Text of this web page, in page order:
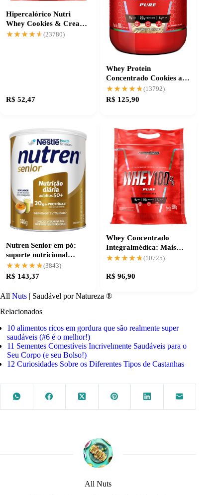
Hipercalórico Nutri
Whey Cookies & Cream:
energia para crescer
★★★★★
★★★★★ (23780)
R$ 52,47
Whey Protein
Concentrado Cookies and
Cream com 21g de
proteína
★★★★★
★★★★★(13792)
R$ 125,90
Nutren Senior em pó:
suporte nutricional
prático para idosos
★★★★★
★★★★★ (3843)
R$ 143,37
Whey Concentrado
Integralmédica: Mais
Proteína Pós-Treino
★★★★★
★★★★★(10725)
R$ 96,90
All Nuts | Saudável por Natureza ®
Relacionados
10 alimentos ricos em gordura que são realmente super
saudáveis (#6 é o melhor!)
11 Sementes Comestíveis Incrivelmente Saudáveis para o
Seu Corpo (e seu Bolso!)
12 Curiosidades Sobre os Diferentes Tipos de Castanhas
All Nuts